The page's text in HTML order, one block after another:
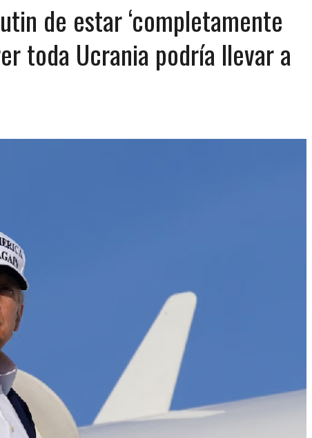
COMERCIAL DE CHACAO
Y DEJÓ HERIDAS A SU PRIMA Y A OTRO FAMILIAR EN BOLÍVAR
MISMO DÍA EN SECTORES VECINOS
DE LAS UÑAS BONITAS’ 42 DÍAS DESPUÉS DE LOS TERREMOTOS EN LA GUAIRA
HALLARON EL CUERPO DENTRO DE SU CASA
de estar ‘completamente
toda Ucrania podría llevar a